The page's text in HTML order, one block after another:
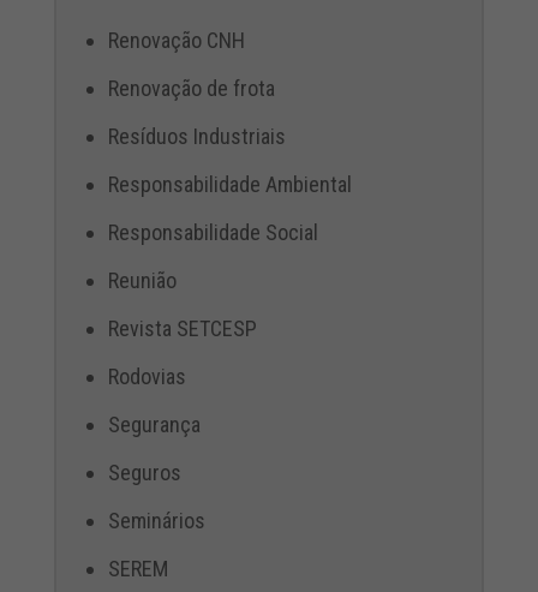
Renovação CNH
Renovação de frota
Resíduos Industriais
Responsabilidade Ambiental
Responsabilidade Social
Reunião
Revista SETCESP
Rodovias
Segurança
Seguros
Seminários
SEREM